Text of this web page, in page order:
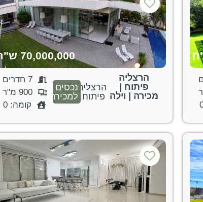
70,000,000 ש"ח
הרצליה
פיתוח |
מכירה | וילה
הרצליה
פיתוח
נכסים
למכירה
7 חדרים
900 מ"ר
קומה: 0